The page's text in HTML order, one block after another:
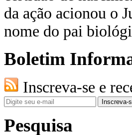
da ação acionou o
nome do pai
Boletim
Inscreva-se e
Pesquisa